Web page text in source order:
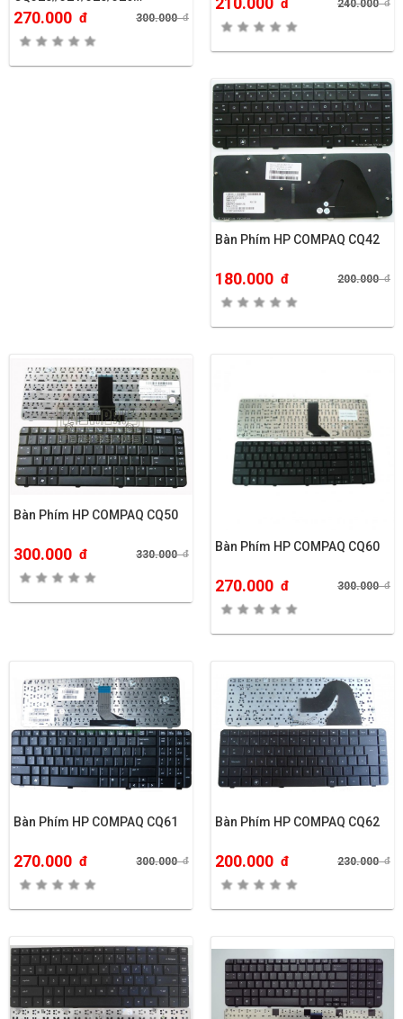
270.000 đ 300.000đ
đ 240.000đ
Bàn Phím HP COMPAQ CQ42
180.000 đ 200.000đ
Bàn Phím HP COMPAQ CQ50
300.000 đ 330.000đ
Bàn Phím HP COMPAQ CQ60
270.000 đ 300.000đ
Bàn Phím HP COMPAQ CQ61
270.000 đ 300.000đ
Bàn Phím HP COMPAQ CQ62
200.000 đ 230.000đ